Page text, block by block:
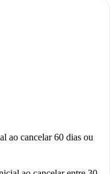
ao cancelar 60 dias ou